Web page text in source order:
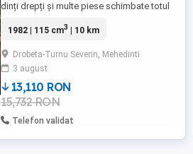
dinți drepți și multe piese schimbate totul
1982 | 115 cm3 | 10 km
Drobeta-Turnu Severin, Mehedinti
3 august
13,110 RON
15,732 RON
Telefon validat